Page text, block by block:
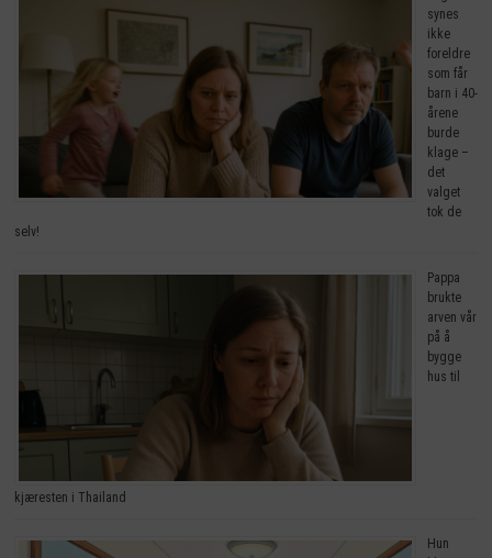
synes
ikke
foreldre
som får
barn i 40-
årene
burde
klage –
det
valget
tok de
selv!
Pappa
brukte
arven vår
på å
bygge
hus til
kjæresten i Thailand
Hun